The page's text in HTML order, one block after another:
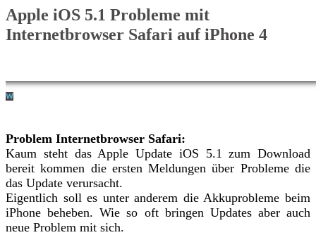
Apple iOS 5.1 Probleme mit
Internetbrowser Safari auf iPhone 4
Problem Internetbrowser Safari:
Kaum steht das Apple Update iOS 5.1 zum Download
bereit kommen die ersten Meldungen über Probleme die
das Update verursacht.
Eigentlich soll es unter anderem die Akkuprobleme beim
iPhone beheben. Wie so oft bringen Updates aber auch
neue Problem mit sich.